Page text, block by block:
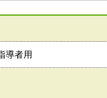
導者用